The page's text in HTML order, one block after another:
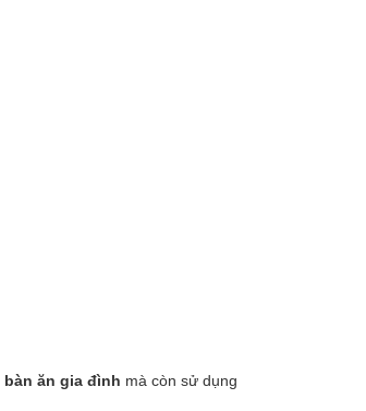
bàn ăn gia đình mà còn sử dụng